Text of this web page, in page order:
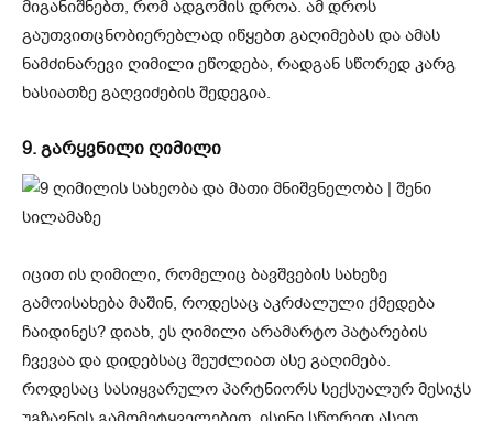
მიგანიშნებთ, რომ ადგომის დროა. ამ დროს
გაუთვითცნობიერებლად იწყებთ გაღიმებას და ამას
ნამძინარევი ღიმილი ეწოდება, რადგან სწორედ კარგ
ხასიათზე გაღვიძების შედეგია.
9. გარყვნილი ღიმილი
იცით ის ღიმილი, რომელიც ბავშვების სახეზე
გამოისახება მაშინ, როდესაც აკრძალული ქმედება
ჩაიდინეს? დიახ, ეს ღიმილი არამარტო პატარების
ჩვევაა და დიდებსაც შეუძლიათ ასე გაღიმება.
როდესაც სასიყვარულო პარტნიორს სექსუალურ მესიჯს